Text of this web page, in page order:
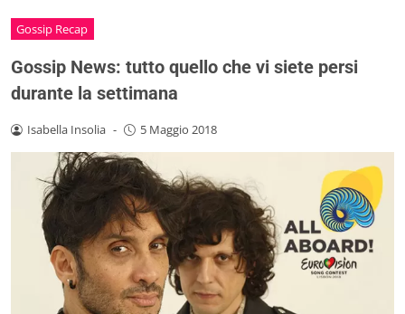
Gossip Recap
Gossip News: tutto quello che vi siete persi
durante la settimana
Isabella Insolia - 5 Maggio 2018